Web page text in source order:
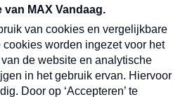
en dinsdagochtend in
Verzend